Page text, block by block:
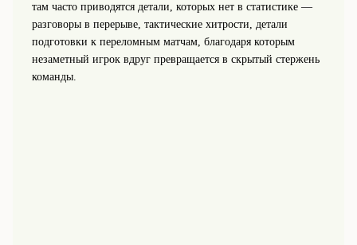
там часто приводятся детали, которых нет в статистике —
разговоры в перерыве, тактические хитрости, детали
подготовки к переломным матчам, благодаря которым
незаметный игрок вдруг превращается в скрытый стержень
команды.